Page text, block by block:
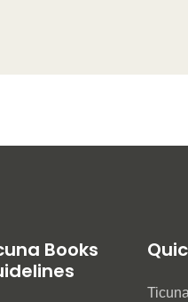
Books